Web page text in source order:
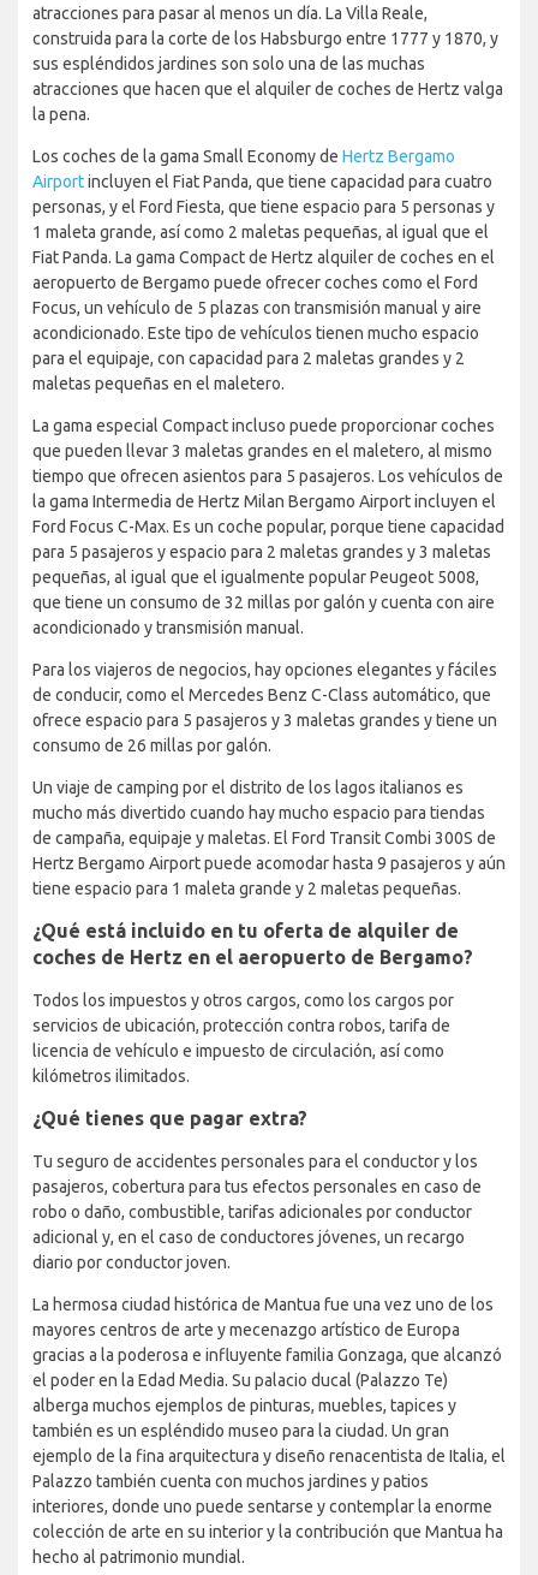
atracciones para pasar al menos un día. La Villa Reale,
construida para la corte de los Habsburgo entre 1777 y 1870, y
sus espléndidos jardines son solo una de las muchas
atracciones que hacen que el alquiler de coches de Hertz valga
la pena.
Los coches de la gama Small Economy de Hertz Bergamo
Airportincluyen el Fiat Panda, que tiene capacidad para cuatro
personas, y el Ford Fiesta, que tiene espacio para 5 personas y
1 maleta grande, así como 2 maletas pequeñas, al igual que el
Fiat Panda. La gama Compact de Hertz alquiler de coches en el
aeropuerto de Bergamo puede ofrecer coches como el Ford
Focus, un vehículo de 5 plazas con transmisión manual y aire
acondicionado. Este tipo de vehículos tienen mucho espacio
para el equipaje, con capacidad para 2 maletas grandes y 2
maletas pequeñas en el maletero.
La gama especial Compact incluso puede proporcionar coches
que pueden llevar 3 maletas grandes en el maletero, al mismo
tiempo que ofrecen asientos para 5 pasajeros. Los vehículos de
la gama Intermedia de Hertz Milan Bergamo Airport incluyen el
Ford Focus C-Max. Es un coche popular, porque tiene capacidad
para 5 pasajeros y espacio para 2 maletas grandes y 3 maletas
pequeñas, al igual que el igualmente popular Peugeot 5008,
que tiene un consumo de 32 millas por galón y cuenta con aire
acondicionado y transmisión manual.
Para los viajeros de negocios, hay opciones elegantes y fáciles
de conducir, como el Mercedes Benz C-Class automático, que
ofrece espacio para 5 pasajeros y 3 maletas grandes y tiene un
consumo de 26 millas por galón.
Un viaje de camping por el distrito de los lagos italianos es
mucho más divertido cuando hay mucho espacio para tiendas
de campaña, equipaje y maletas. El Ford Transit Combi 300S de
Hertz Bergamo Airport puede acomodar hasta 9 pasajeros y aún
tiene espacio para 1 maleta grande y 2 maletas pequeñas.
¿Qué está incluido en tu oferta de alquiler de
coches de Hertz en el aeropuerto de Bergamo?
Todos los impuestos y otros cargos, como los cargos por
servicios de ubicación, protección contra robos, tarifa de
licencia de vehículo e impuesto de circulación, así como
kilómetros ilimitados.
¿Qué tienes que pagar extra?
Tu seguro de accidentes personales para el conductor y los
pasajeros, cobertura para tus efectos personales en caso de
robo o daño, combustible, tarifas adicionales por conductor
adicional y, en el caso de conductores jóvenes, un recargo
diario por conductor joven.
La hermosa ciudad histórica de Mantua fue una vez uno de los
mayores centros de arte y mecenazgo artístico de Europa
gracias a la poderosa e influyente familia Gonzaga, que alcanzó
el poder en la Edad Media. Su palacio ducal (Palazzo Te)
alberga muchos ejemplos de pinturas, muebles, tapices y
también es un espléndido museo para la ciudad. Un gran
ejemplo de la fina arquitectura y diseño renacentista de Italia, el
Palazzo también cuenta con muchos jardines y patios
interiores, donde uno puede sentarse y contemplar la enorme
colección de arte en su interior y la contribución que Mantua ha
hecho al patrimonio mundial.